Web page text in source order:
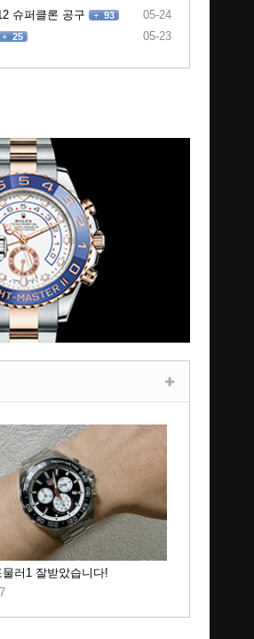
슈퍼클론 공구 + 93 05-24
+ 25 05-23
물러1 잘받았습니다!